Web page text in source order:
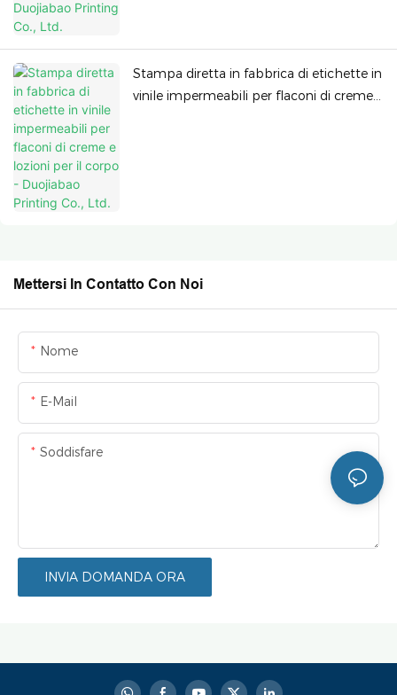
Stampa diretta in fabbrica di etichette in
vinile impermeabili per flaconi di creme e
Mettersi In Contatto Con Noi
Nome
E-Mail
Soddisfare
INVIA DOMANDA ORA